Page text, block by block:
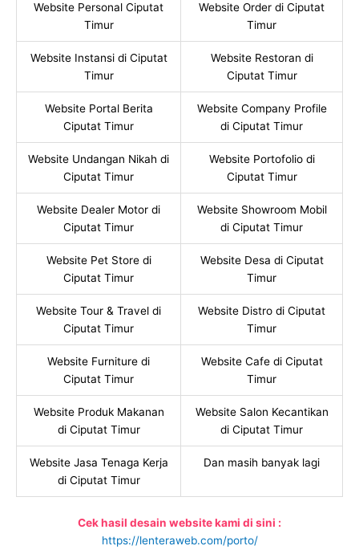
Website Personal Ciputat
Timur
Website Order di Ciputat
Timur
Website Instansi di Ciputat
Timur
Website Restoran di
Ciputat Timur
Website Portal Berita
Ciputat Timur
Website Company Profile
di Ciputat Timur
Website Undangan Nikah di
Ciputat Timur
Website Portofolio di
Ciputat Timur
Website Dealer Motor di
Ciputat Timur
Website Showroom Mobil
di Ciputat Timur
Website Pet Store di
Ciputat Timur
Website Desa di Ciputat
Timur
Website Tour & Travel di
Ciputat Timur
Website Distro di Ciputat
Timur
Website Furniture di
Ciputat Timur
Website Cafe di Ciputat
Timur
Website Produk Makanan
di Ciputat Timur
Website Salon Kecantikan
di Ciputat Timur
Website Jasa Tenaga Kerja
di Ciputat Timur
Dan masih banyak lagi
Cek hasil desain website kami di sini :
https://lenteraweb.com/porto/